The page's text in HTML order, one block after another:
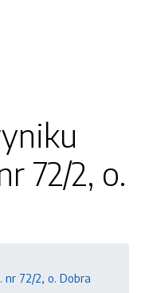
72/2, o.
72/2, o. Dobra